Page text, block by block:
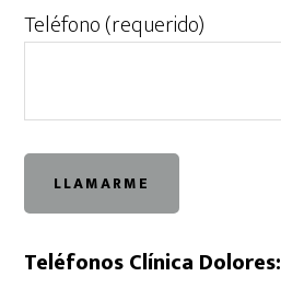
Teléfono (requerido)
Teléfonos Clínica Dolores: